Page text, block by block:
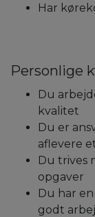
Har
Personlige
Du
kvalitet
Du er
aflevere
Du trives
opgaver
Du har
godt